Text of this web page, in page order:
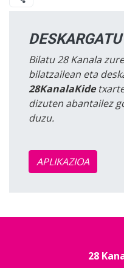
Bilatu 28 Kanala
bilatzailean eta
28KanalaKide
dizuten abantailez
duzu.
APLIKAZIOA
28